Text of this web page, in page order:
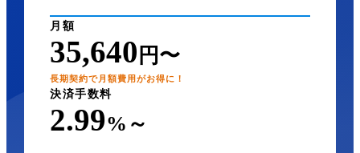
月額
35,640 円〜
長期契約で月額費用がお得に！
決済手数料
2.99%～